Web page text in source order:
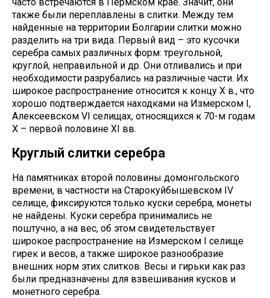
также были переплавлены в слитки. Между тем
найденные на территории Болгарии слитки можно
разделить на три вида. Первый вид – это кусочки
серебра самых различных форм: треугольной,
круглой, неправильной и др. Они отливались и при
необходимости разрубались на различные части. Их
широкое распространение относится к концу X в., что
хорошо подтверждается находками на Измерском I,
Алексеевском VI селищах, относящихся к 70-м годам
X – первой половине XI вв.
Круглый слитки серебра
На памятниках второй половины домонгольского
времени, в частности на Старокуйбышевском IV
селище, фиксируются только куски серебра, монеты
не найдены. Куски серебра принимались не
поштучно, а на вес, об этом свидетельствует
широкое распространение на Измерском I селище
гирек и весов, а также широкое разнообразие
внешних норм этих слитков. Весы и гирьки как раз
были предназначены для взвешивания кусков и
монетного серебра.